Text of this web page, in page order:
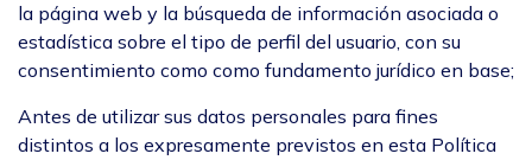
la página web y la búsqueda de información asociada o
estadística sobre el tipo de perfil del usuario, con su
consentimiento como como fundamento jurídico en base;
Antes de utilizar sus datos personales para fines
distintos a los expresamente previstos en esta Política